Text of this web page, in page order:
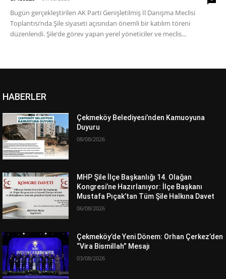
Bugün gerçekleştirilen AK Parti Genişletilmiş İl Danışma Meclisi
Toplantısı’nda Şile siyaseti açısından önemli bir katılım töreni
düzenlendi. Şile’de görev yapan yerel yöneticiler ve meclis...
HABERLER
Çekmeköy Belediyesi’nden Kamuoyuna
Duyuru
08/08/2026
MHP Şile İlçe Başkanlığı 14. Olağan
Kongresi’ne Hazırlanıyor: İlçe Başkanı
Mustafa Pıçak’tan Tüm Şile Halkına Davet
06/08/2026
Çekmeköy’de Yeni Dönem: Orhan Çerkez’den
“Vira Bismillah” Mesajı
03/08/2026